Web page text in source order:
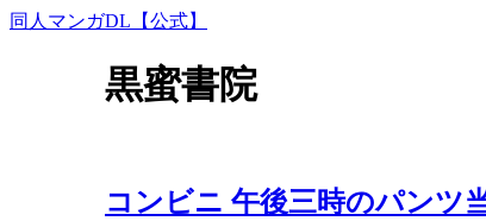
同人マンガDL【公式】
黒蜜書院
コンビニ 午後三時のパンツ